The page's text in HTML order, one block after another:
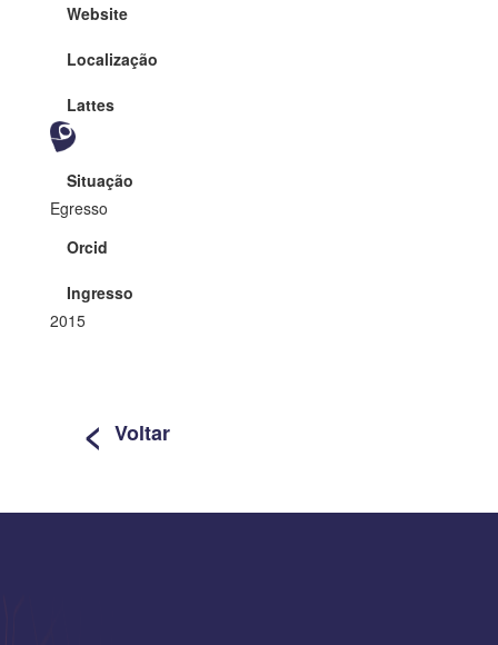
Website
Localização
Lattes
Situação
Egresso
Orcid
Ingresso
2015
< Voltar